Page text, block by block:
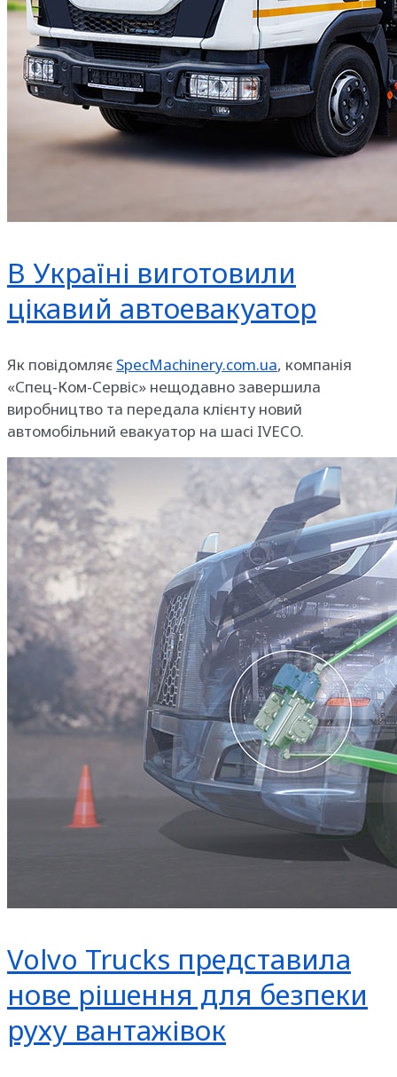
В Україні виготовили
цікавий автоевакуатор
Як повідомляє SpecMachinery.com.ua, компанія
«Спец-Ком-Сервіс» нещодавно завершила
виробництво та передала клієнту новий
автомобільний евакуатор на шасі IVECO.
Volvo Trucks представила
нове рішення для безпеки
руху вантажівок